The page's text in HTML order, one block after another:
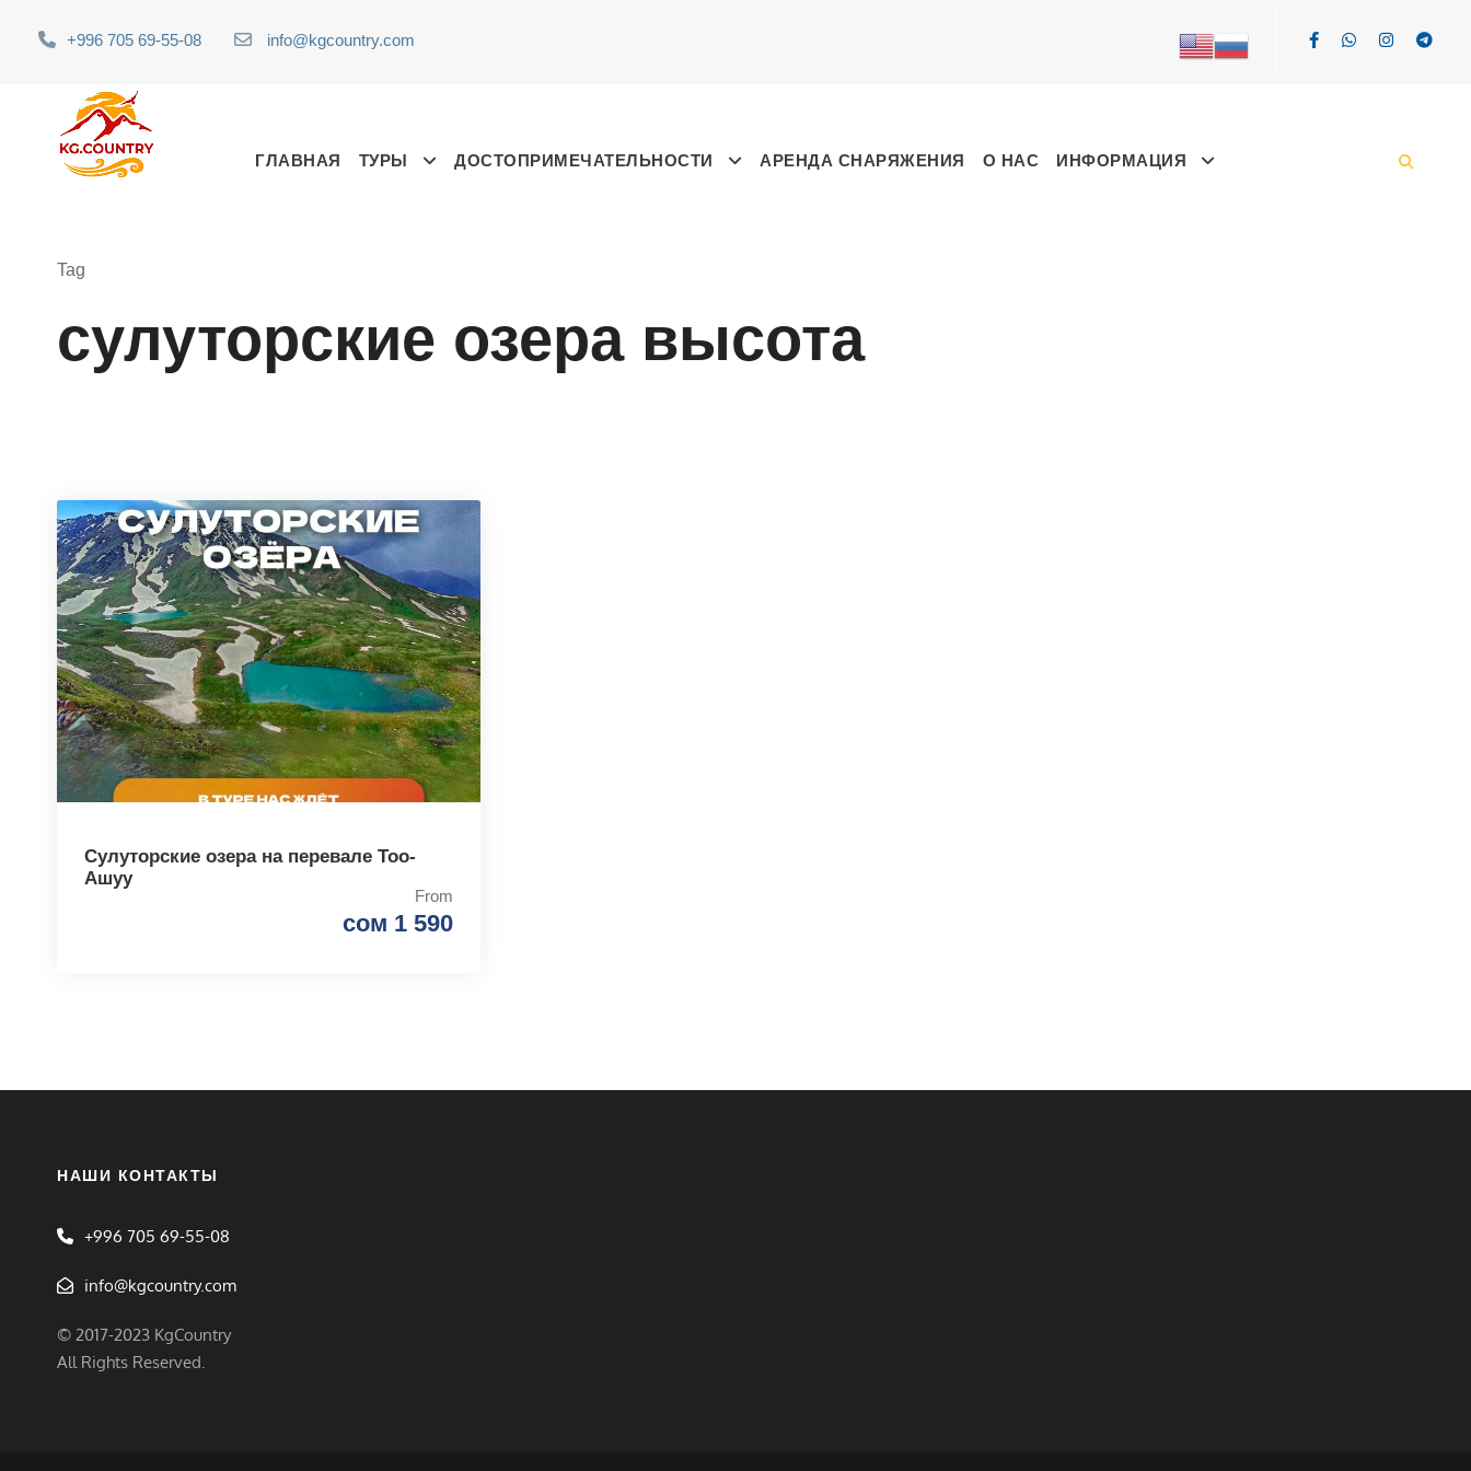
+996 705 69-55-08 info@kgcountry.com
ГЛАВНАЯ ТУРЫ ДОСТОПРИМЕЧАТЕЛЬНОСТИ АРЕНДА СНАРЯЖЕНИЯ О НАС ИНФОРМАЦИЯ
Tag
сулуторские озера высота
Сулуторские озера на перевале Тоо-
Ашуу
From
сом 1 590
НАШИ КОНТАКТЫ
+996 705 69-55-08
info@kgcountry.com
© 2017-2023 KgCountry
All Rights Reserved.